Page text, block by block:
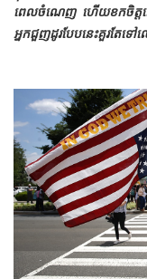
ពេលចំណេញ ហើយខកចិត្ត
អ្នកជួញដូរបែបនេះគួរតែទ